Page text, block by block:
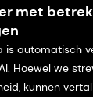
met
is automatisch
Hoewel we
kunnen